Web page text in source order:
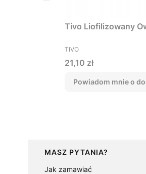
Tivo Liofilizowany
PRODUCENT
TIVO
Cena
21,10 zł
Powiadom mnie o
Linki w stopce
MASZ PYTANIA?
Jak zamawiać